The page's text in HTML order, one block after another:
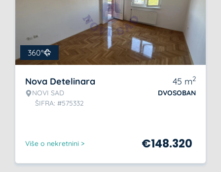
360°
Nova Detelinara
NOVI SAD
ŠIFRA: #575332
45 m2
DVOSOBAN
Više o nekretnini > €148.320